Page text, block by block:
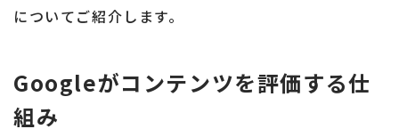
についてご紹介します。
Googleがコンテンツを評価する仕
組み